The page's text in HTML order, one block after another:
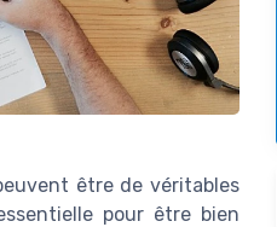
être de véritables
pour être bien